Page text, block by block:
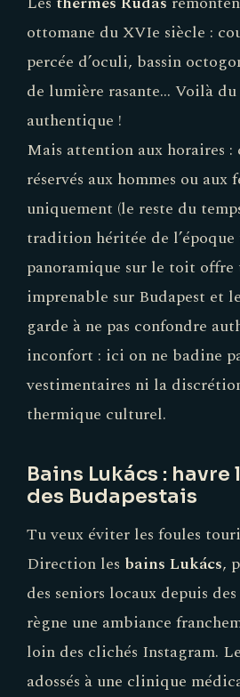
ottomane du XVIe siècle :
percée d’oculi, bassin
de lumière rasante… Voilà du
authentique !
Mais attention aux horaires :
réservés aux hommes ou aux
uniquement (le reste du
tradition héritée de
panoramique sur le toit offre
imprenable sur Budapest et
garde à ne pas confondre
inconfort : ici on ne badine
vestimentaires ni la
thermique culturel.
Bains Lukács :
des Budapestais
Tu veux éviter les foules
Direction les bains Lukács,
des seniors locaux depuis
règne une ambiance
loin des clichés Instagram.
adossés à une clinique